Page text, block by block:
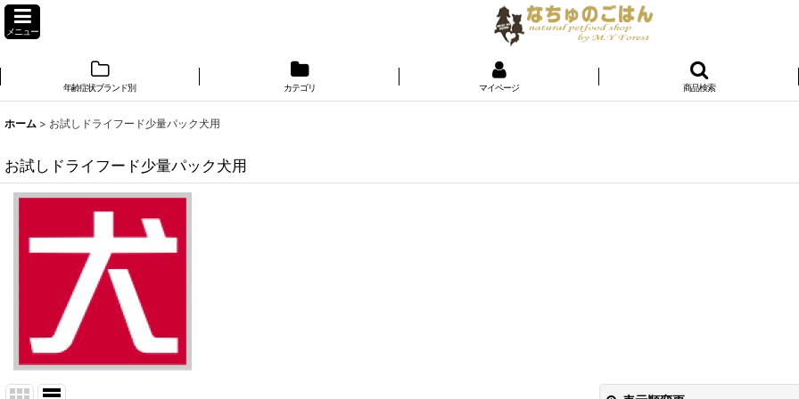
メニュー
年齢症状ブランド別 カテゴリ マイページ 商品検索
ホーム > お試しドライフード少量パック犬用
お試しドライフード少量パック犬用